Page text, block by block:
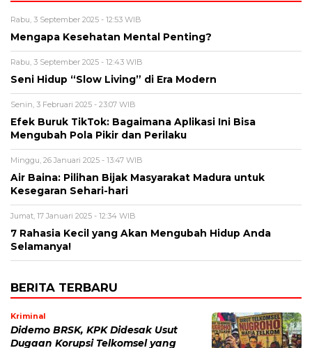
Rabu, 3 September 2025 - 12:53 WIB
Mengapa Kesehatan Mental Penting?
Rabu, 3 September 2025 - 12:43 WIB
Seni Hidup “Slow Living” di Era Modern
Senin, 3 Februari 2025 - 23:07 WIB
Efek Buruk TikTok: Bagaimana Aplikasi Ini Bisa
Mengubah Pola Pikir dan Perilaku
Minggu, 26 Januari 2025 - 13:47 WIB
Air Baina: Pilihan Bijak Masyarakat Madura untuk
Kesegaran Sehari-hari
Jumat, 17 Januari 2025 - 12:34 WIB
7 Rahasia Kecil yang Akan Mengubah Hidup Anda
Selamanya!
BERITA TERBARU
Kriminal
Didemo BRSK, KPK Didesak Usut
Dugaan Korupsi Telkomsel yang